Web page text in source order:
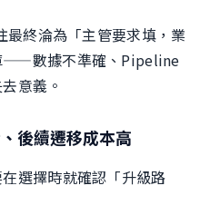
最終淪為「主管要求填，業
——數據不準確、Pipeline
意義。
後續遷移成本高
選擇時就確認「升級路